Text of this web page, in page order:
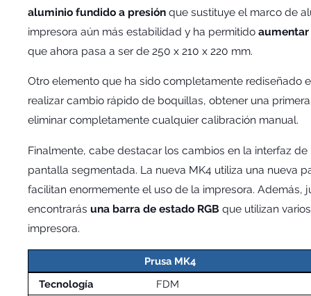
aluminio fundido a presión que sustituye el marco de
impresora aún más estabilidad y ha permitido
que ahora pasa a ser de 250 x 210 x 220 mm.
Otro elemento que ha sido completamente rediseñado
realizar cambio rápido de boquillas, obtener una
eliminar completamente cualquier calibración manual.
Finalmente, cabe destacar los cambios en la interfaz
pantalla segmentada. La nueva MK4 utiliza una nueva
facilitan enormemente el uso de la impresora. Además,
encontrarás una barra de estado RGB que utilizan
impresora.
Prusa MK4
Tecnología
FDM